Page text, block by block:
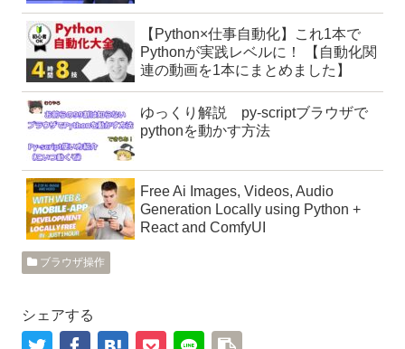
【Python×仕事自動化】これ1本で
Pythonが実践レベルに！ 【自動化関
連の動画を1本にまとめました】
ゆっくり解説 py-scriptブラウザで
pythonを動かす方法
Free Ai Images, Videos, Audio
Generation Locally using Python +
React and ComfyUI
ブラウザ操作
シェアする